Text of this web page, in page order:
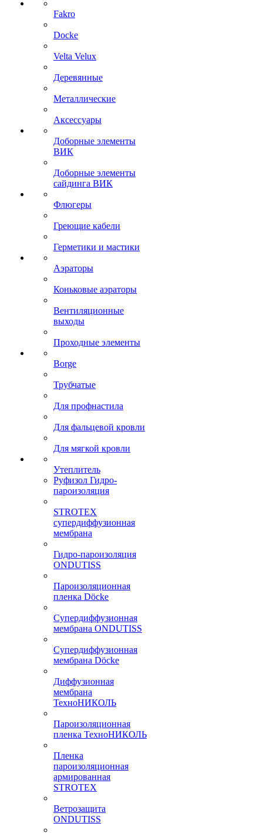
Fakro
Docke
Velta Velux
Деревянные
Металлические
Аксессуары
Доборные элементы
ВИК
Доборные элементы
сайдинга ВИК
Флюгеры
Греющие кабели
Герметики и мастики
Аэраторы
Коньковые аэраторы
Вентиляционные
выходы
Проходные элементы
Borge
Трубчатые
Для профнастила
Для фальцевой кровли
Для мягкой кровли
Утеплитель
Руфизол Гидро-
пароизоляция
STROTEX
супердиффузионная
мембрана
Гидро-пароизоляция
ONDUTISS
Пароизоляционная
пленка Döcke
Супердиффузионная
мембрана ONDUTISS
Супердиффузионная
мембрана Döcke
Диффузионная
мембрана
ТехноНИКОЛЬ
Пароизоляционная
пленка ТехноНИКОЛЬ
Пленка
пароизоляционная
армированная
STROTEX
Ветрозащита
ONDUTISS